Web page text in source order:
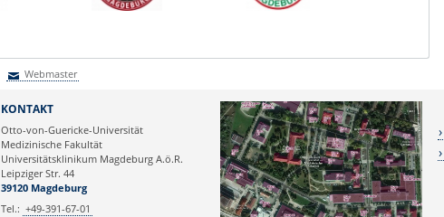
Webmaster
KONTAKT
Otto-von-Guericke-Universität
Medizinische Fakultät
Universitätsklinikum Magdeburg A.ö.R.
Leipziger Str. 44
39120 Magdeburg
Tel.: +49-391-67-01